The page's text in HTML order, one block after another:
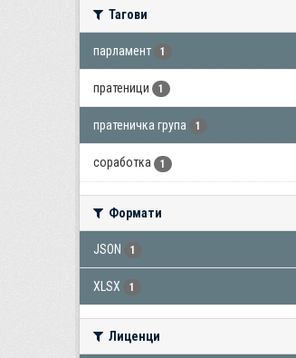
Тагови
парламент 1
пратеници 1
пратеничка група 1
соработка 1
Формати
JSON 1
XLSX 1
Лиценци